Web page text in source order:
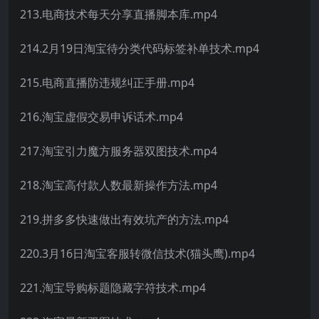
213.电商技术每天分享直播脚本库.mp4
214.2月19日淘宝待分类代码标签补单技术.mp4
215.电商直播防违规纠正手册.mp4
216.淘宝虚假交易申诉话术.mp4
217.淘宝引力魔方服务器双图技术.mp4
218.淘宝高付款人数最新操作方法.mp4
219.拼多多快速做出有效坑产的方法.mp4
220.3月16日淘宝客服转微信技术(猫头鹰).mp4
221.淘宝导购标题隐藏字符技术.mp4